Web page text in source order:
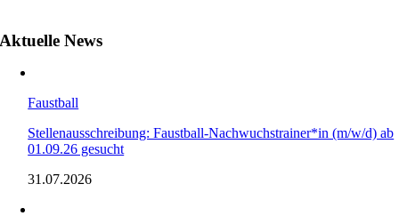
Aktuelle News
Faustball
Stellenausschreibung: Faustball-Nachwuchstrainer*in (m/w/d) ab
01.09.26 gesucht
31.07.2026